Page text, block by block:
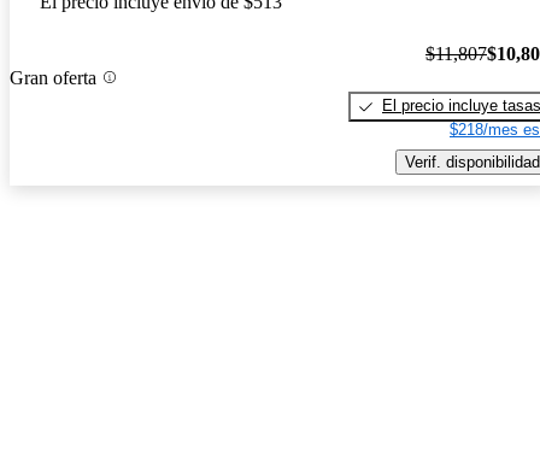
Gran oferta
$11,807
El precio incluye tasas
$218/mes
Verif. disponibilidad